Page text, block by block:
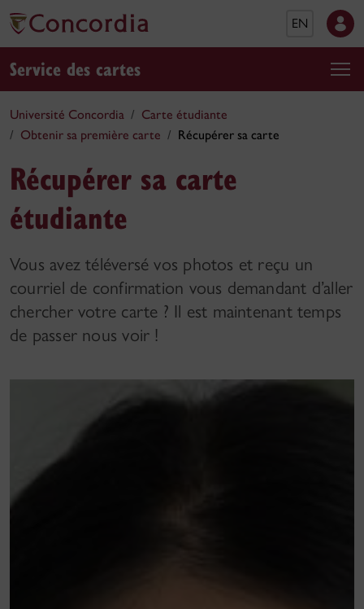
EN
Service des cartes
Université Concordia
Carte étudiante
Obtenir sa première carte
Récupérer sa carte
Récupérer sa carte
étudiante
Vous avez téléversé vos photos et reçu un
courriel de confirmation vous demandant d’aller
chercher votre carte ? Il est maintenant temps
de passer nous voir !